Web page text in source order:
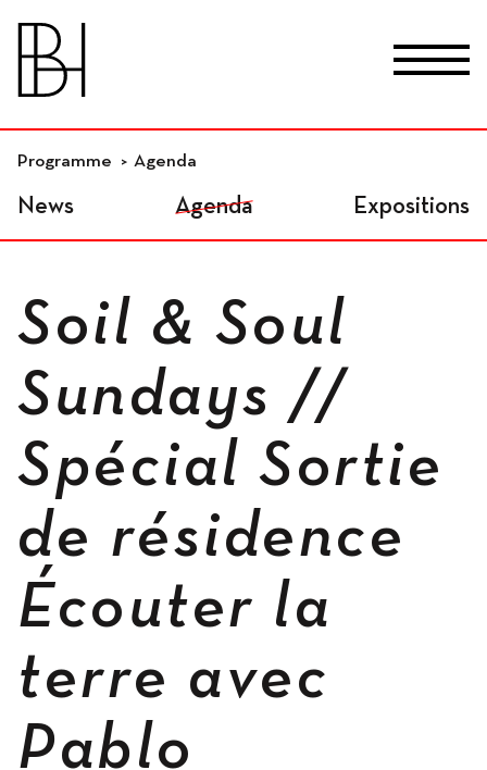
Lieux
Ateliers indépendants
Espaces
Occupation
Résidences
Programme Agenda
News Agenda Expositions
Soil & Soul
Sundays //
Spécial Sortie
de résidence
Écouter la
terre avec
Pablo